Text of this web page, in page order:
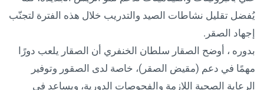
يُفضل تقليل نشاطات الصيد والتدريب خلال هذه الفترة لتجنّب
إجهاد الصقر.
بدوره ، أوضح الصقار سلطان الخنفري أن الصقار يلعب دورًا
مهمًا في دعم (مقيض الصقر)، خاصة لدى الصقور وتوفير
الرعاية الصحية اللازمة والفحوصات الدورية، ويساعد في